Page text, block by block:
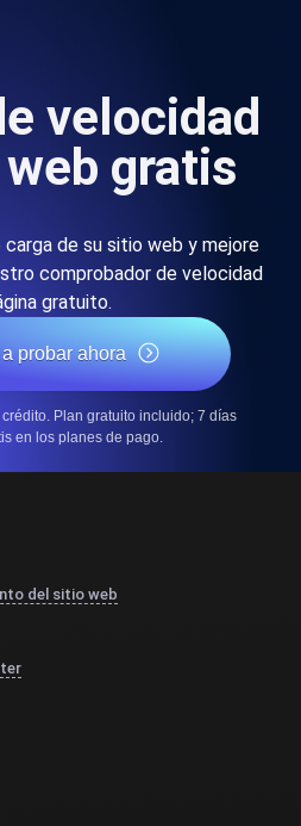
velocidad
gratis
de su sitio web y mejore
comprobador de velocidad
gratuito.
probar ahora
Plan gratuito incluido; 7 días
en los planes de pago.
del sitio web